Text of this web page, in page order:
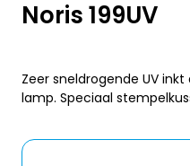
Noris 199UV
Zeer sneldrogende UV
lamp. Speciaal